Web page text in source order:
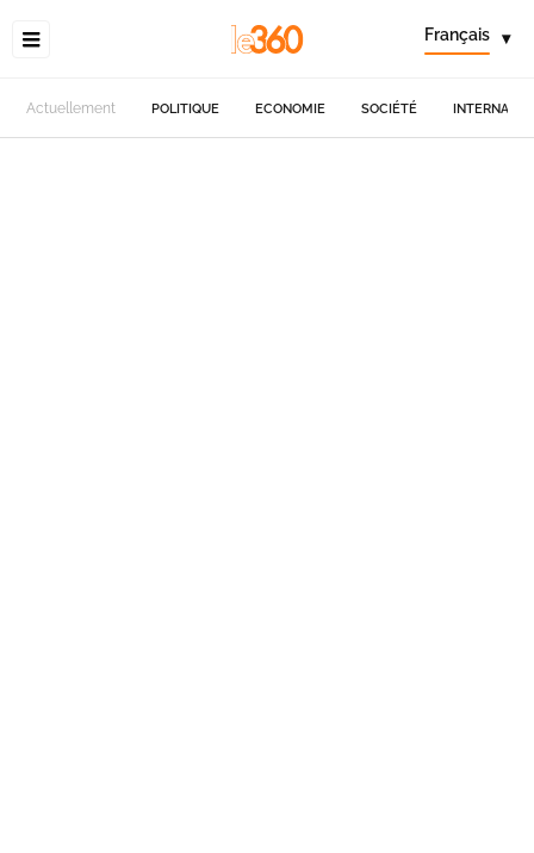
Français ▾
Actuellement POLITIQUE ECONOMIE SOCIÉTÉ